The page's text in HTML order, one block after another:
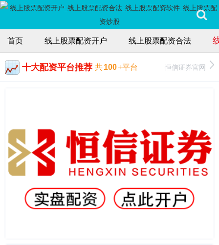
首页 线上股票配资开户 线上股票配资合法
十大配资平台推荐 共100+平台 恒信证券官网